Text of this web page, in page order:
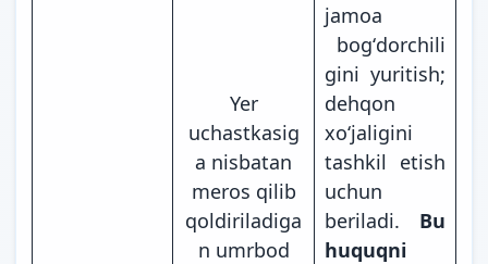
Yer
uchastkasig
a nisbatan
meros qilib
qoldiriladiga
n umrbod
jamoa
bogʻdorchili
gini yuritish;
dehqon
xoʻjaligini
tashkil etish
uchun
beriladi. Bu
huquqni